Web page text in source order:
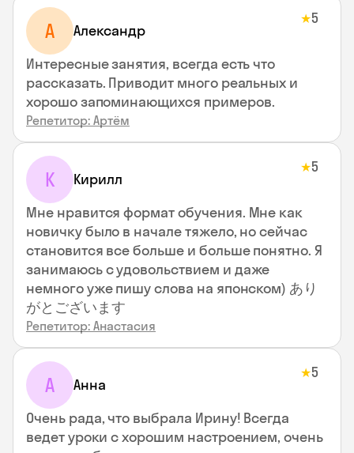
А Александр
★5
Интересные занятия, всегда есть что
рассказать. Приводит много реальных и
хорошо запоминающихся примеров.
Репетитор: Артём
К Кирилл
★5
Мне нравится формат обучения. Мне как
новичку было в начале тяжело, но сейчас
становится все больше и больше понятно. Я
занимаюсь с удовольствием и даже
немного уже пишу слова на японском) あり
がとございます
Репетитор: Анастасия
А Анна
★5
Очень рада, что выбрала Ирину! Всегда
ведет уроки с хорошим настроением, очень